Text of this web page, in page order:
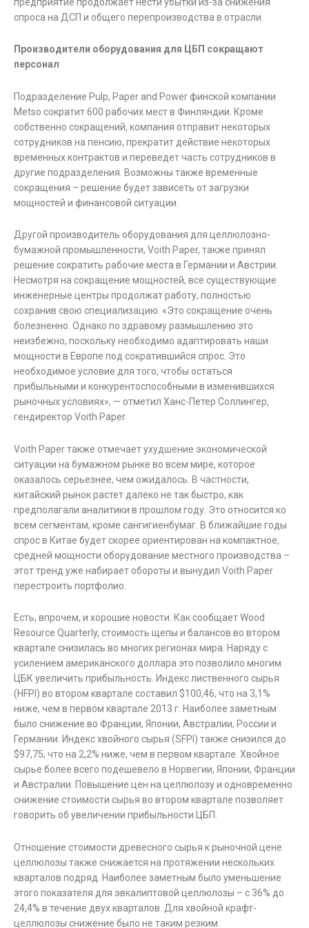
спроса на ДСП и общего перепроизводства в отрасли.
Производители оборудования для ЦБП сокращают
персонал
Подразделение Pulp, Paper and Power финской компании
Metso сократит 600 рабочих мест в Финляндии. Кроме
собственно сокращений, компания отправит некоторых
сотрудников на пенсию, прекратит действие некоторых
временных контрактов и переведет часть сотрудников в
другие подразделения. Возможны также временные
сокращения – решение будет зависеть от загрузки
мощностей и финансовой ситуации.
Другой производитель оборудования для целлюлозно-
бумажной промышленности, Voith Paper, также принял
решение сократить рабочие места в Германии и Австрии.
Несмотря на сокращение мощностей, все существующие
инженерные центры продолжат работу, полностью
сохранив свою специализацию. «Это сокращение очень
болезненно. Однако по здравому размышлению это
неизбежно, поскольку необходимо адаптировать наши
мощности в Европе под сократившийся спрос. Это
необходимое условие для того, чтобы остаться
прибыльными и конкурентоспособными в изменившихся
рыночных условиях», — отметил Ханс-Петер Соллингер,
гендиректор Voith Paper.
Voith Paper также отмечает ухудшение экономической
ситуации на бумажном рынке во всем мире, которое
оказалось серьезнее, чем ожидалось. В частности,
китайский рынок растет далеко не так быстро, как
предполагали аналитики в прошлом году. Это относится ко
всем сегментам, кроме сангигиенбумаг. В ближайшие годы
спрос в Китае будет скорее ориентирован на компактное,
средней мощности оборудование местного производства –
этот тренд уже набирает обороты и вынудил Voith Paper
перестроить портфолио.
Есть, впрочем, и хорошие новости. Как сообщает Wood
Resource Quarterly, стоимость щепы и балансов во втором
квартале снизилась во многих регионах мира. Наряду с
усилением американского доллара это позволило многим
ЦБК увеличить прибыльность. Индекс лиственного сырья
(HFPI) во втором квартале составил $100,46, что на 3,1%
ниже, чем в первом квартале 2013 г. Наиболее заметным
было снижение во Франции, Японии, Австралии, России и
Германии. Индекс хвойного сырья (SFPI) также снизился до
$97,75, что на 2,2% ниже, чем в первом квартале. Хвойное
сырье более всего подешевело в Норвегии, Японии, Франции
и Австралии. Повышение цен на целлюлозу и одновременно
снижение стоимости сырья во втором квартале позволяет
говорить об увеличении прибыльности ЦБП.
Отношение стоимости древесного сырья к рыночной цене
целлюлозы также снижается на протяжении нескольких
кварталов подряд. Наиболее заметным было уменьшение
этого показателя для эвкалиптовой целлюлозы – с 36% до
24,4% в течение двух кварталов. Для хвойной крафт-
целлюлозы снижение было не таким резким.